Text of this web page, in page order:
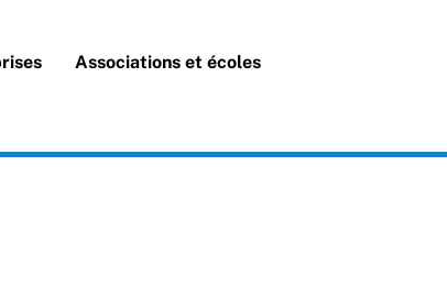
Associations et écoles